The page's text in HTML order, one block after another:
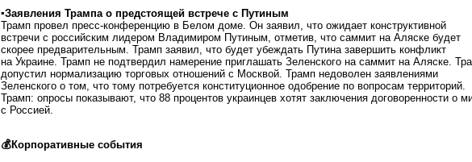
▪️Заявления Трампа о предстоящей встрече с Путиным
Трамп провел пресс-конференцию в Белом доме. Он заявил, что ожидает конструктивной
встречи с российским лидером Владимиром Путиным, отметив, что саммит на Аляске будет
скорее предварительным. Трамп заявил, что будет убеждать Путина завершить конфликт
на Украине. Трамп не подтвердил намерение приглашать Зеленского на саммит на Аляске.
допустил нормализацию торговых отношений с Москвой. Трамп недоволен заявлениями
Зеленского о том, что тому потребуется конституционное одобрение по вопросам территорий.
Трамп: опросы показывают, что 88 процентов украинцев хотят заключения договоренности о
с Россией.
💰Корпоративные события